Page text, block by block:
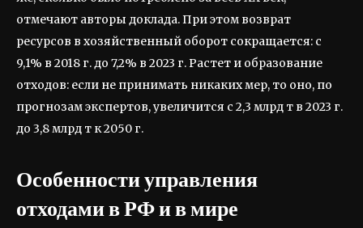
отмечают авторы доклада. При этом возврат
ресурсов в хозяйственный оборот сокращается: с
9,1% в 2018 г. до 7,2% в 2023 г. Растет и образование
отходов: если не принимать никаких мер, то оно, по
прогнозам экспертов, увеличится с 2,3 млрд т в 2023 г.
до 3,8 млрд т к 2050 г.
Особенности управления
отходами в РФ и в мире